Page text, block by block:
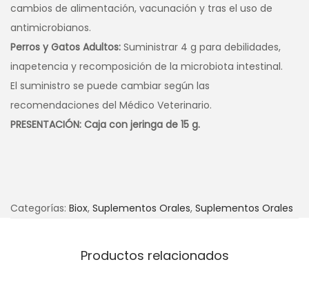
cambios de alimentación, vacunación y tras el uso de
antimicrobianos.
Perros y Gatos Adultos: Suministrar 4 g para debilidades,
inapetencia y recomposición de la microbiota intestinal.
El suministro se puede cambiar según las
recomendaciones del Médico Veterinario.
PRESENTACIÓN: Caja con jeringa de 15 g.
Categorías: Biox, Suplementos Orales, Suplementos Orales
Productos relacionados